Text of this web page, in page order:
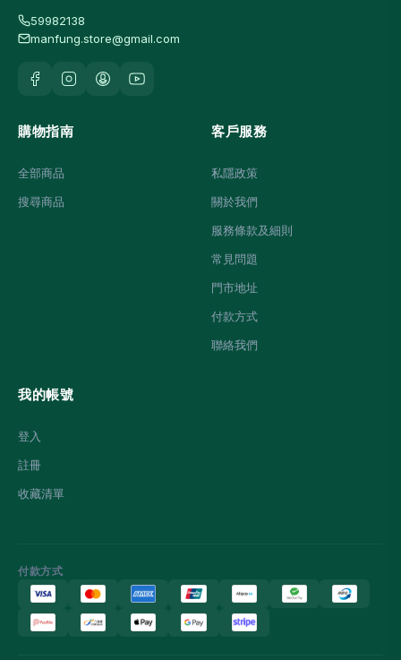
59982138
manfung.store@gmail.com
購物指南
全部商品
搜尋商品
客戶服務
私隱政策
關於我們
服務條款及細則
常見問題
門市地址
付款方式
聯絡我們
我的帳號
登入
註冊
收藏清單
付款方式